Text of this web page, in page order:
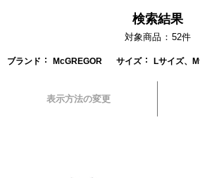
検索結果
対象商品 52件
ブランド McGREGOR サイズ Lサイズ、
表示方法の変更